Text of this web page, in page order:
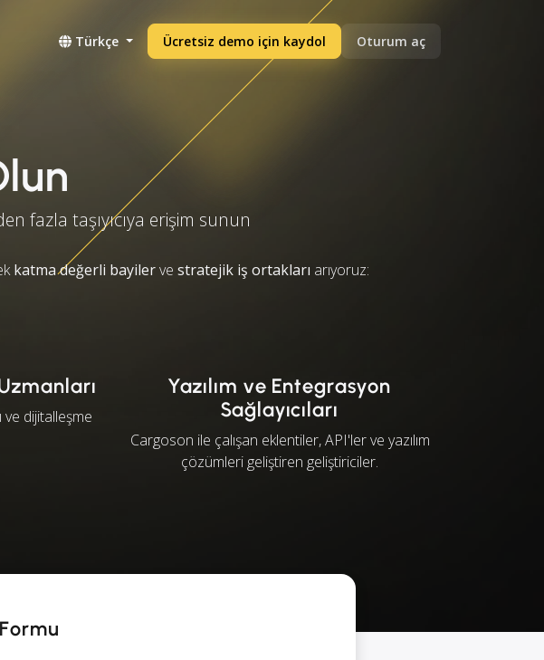
Türkçe Ücretsiz demo için kaydol Oturum aç
fazla taşıyıcıya erişim sunun
katma değerli bayilerve stratejik iş ortakları arıyoruz:
ve dijitalleşme
Yazılım ve Entegrasyon
Sağlayıcıları
Cargoson ile çalışan eklentiler, API'ler ve yazılım
çözümleri geliştiren geliştiriciler.